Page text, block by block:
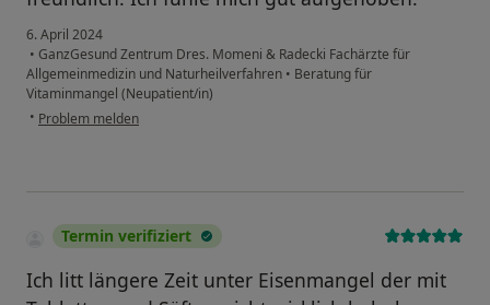
6. April 2024
• GanzGesund Zentrum Dres. Momeni & Radecki Fachärzte für
Allgemeinmedizin und Naturheilverfahren • Beratung für
Vitaminmangel (Neupatient/in)
• Problem melden
Termin verifiziert
Ich litt längere Zeit unter Eisenmangel der mit